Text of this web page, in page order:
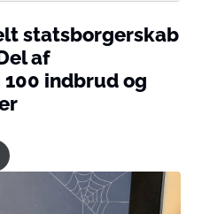
statsborgerskab
af
indbrud og